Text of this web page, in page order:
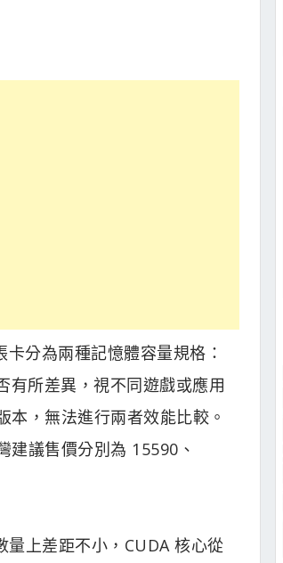
分為兩種記憶體容量規格：
有所差異，視不同遊戲或應用
，無法進行兩者效能比較。
議售價分別為 15590、
上差距不小，CUDA 核心從